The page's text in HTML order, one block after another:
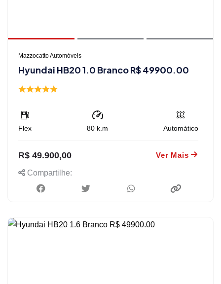
Mazzocatto Automóveis
Hyundai HB20 1.0 Branco R$ 49900.00
Flex 80 k.m Automático
R$ 49.900,00 Ver Mais
Compartilhe: